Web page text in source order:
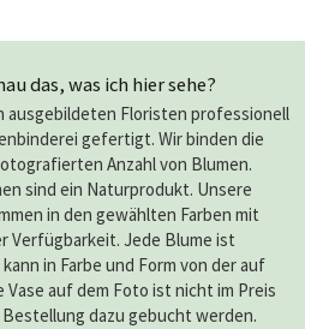
das, was ich hier sehe?
ausgebildeten Floristen professionell
gefertigt. Wir binden die
Anzahl von Blumen.
sind ein Naturprodukt. Unsere
in den gewählten Farben mit
Verfügbarkeit. Jede Blume ist
in Farbe und Form von der auf
Vase auf dem Foto ist nicht im Preis
dazu gebucht werden.